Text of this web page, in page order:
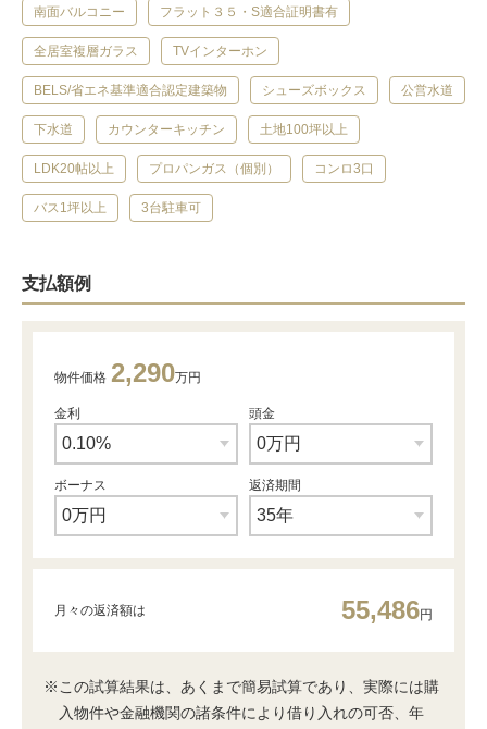
南面バルコニー フラット３５・S適合証明書有
全居室複層ガラス TVインターホン
BELS/省エネ基準適合認定建築物 シューズボックス 公営水道
下水道 カウンターキッチン 土地100坪以上
LDK20帖以上 プロパンガス（個別） コンロ3口
バス1坪以上 3台駐車可
支払額例
物件価格 2,290万円
金利 頭金
ボーナス 返済期間
月々の返済額は 55,486円
※この試算結果は、あくまで簡易試算であり、実際には購
入物件や金融機関の諸条件により借り入れの可否、年